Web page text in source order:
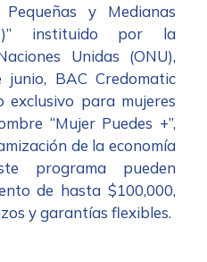
y Medianas
instituido por la
Unidas (ONU),
BAC Credomatic
para mujeres
“Mujer Puedes +”,
de la economía
programa pueden
de hasta $100,000,
y garantías flexibles.